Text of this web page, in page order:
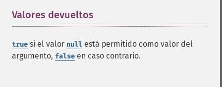
Valores devueltos
true si el valor null está permitido como valor del
argumento, false en caso contrario.